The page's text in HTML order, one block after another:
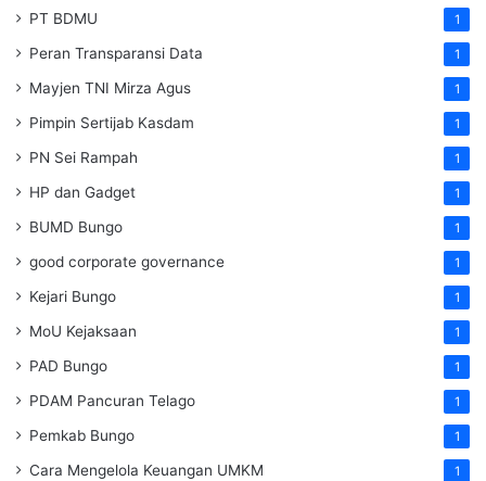
PT BDMU 1
Peran Transparansi Data 1
Mayjen TNI Mirza Agus 1
Pimpin Sertijab Kasdam 1
PN Sei Rampah 1
HP dan Gadget 1
BUMD Bungo 1
good corporate governance 1
Kejari Bungo 1
MoU Kejaksaan 1
PAD Bungo 1
PDAM Pancuran Telago 1
Pemkab Bungo 1
Cara Mengelola Keuangan UMKM 1